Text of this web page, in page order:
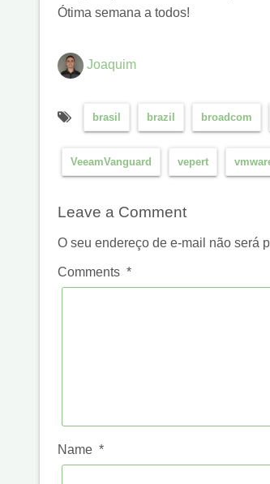
Ótima semana a todos!
Joaquim
brasil brazil broadcom
VeeamVanguard vepert
Leave a Comment
O seu endereço de e-mail não será
Comments *
Name *